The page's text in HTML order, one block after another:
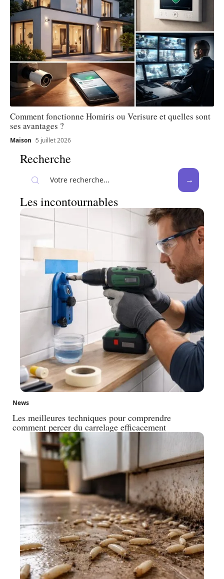
Comment fonctionne Homiris ou Verisure et quelles sont
ses avantages ?
Maison 5 juillet 2026
Recherche
Les incontournables
News
Les meilleures techniques pour comprendre
comment percer du carrelage efficacement